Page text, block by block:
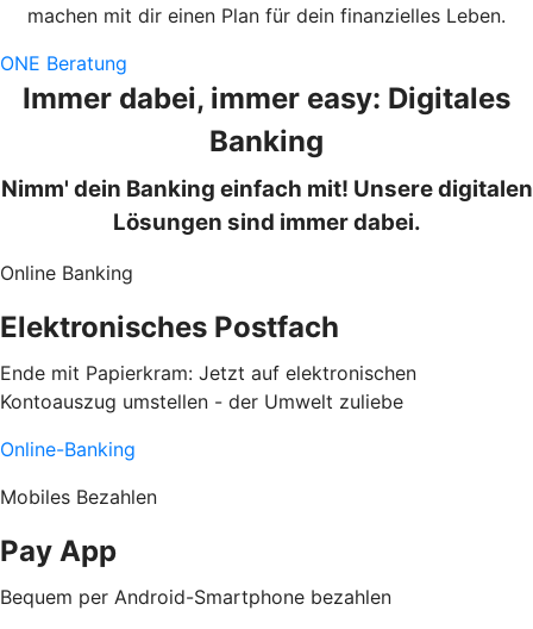
machen mit dir einen Plan für dein finanzielles Leben.
ONE Beratung
Immer dabei, immer easy: Digitales
Banking
Nimm' dein Banking einfach mit! Unsere digitalen
Lösungen sind immer dabei.
Online Banking
Elektronisches Postfach
Ende mit Papierkram: Jetzt auf elektronischen
Kontoauszug umstellen - der Umwelt zuliebe
Online-Banking
Mobiles Bezahlen
Pay App
Bequem per Android-Smartphone bezahlen